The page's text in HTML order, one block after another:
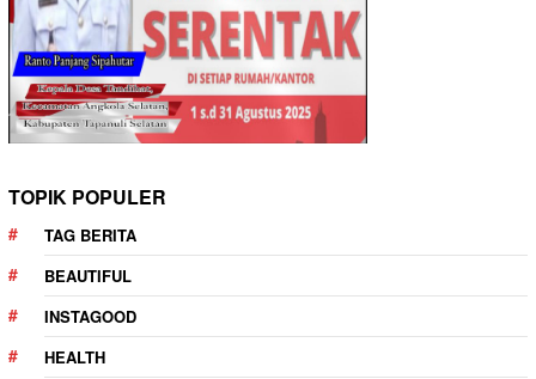
TOPIK POPULER
TAG BERITA
BEAUTIFUL
INSTAGOOD
HEALTH